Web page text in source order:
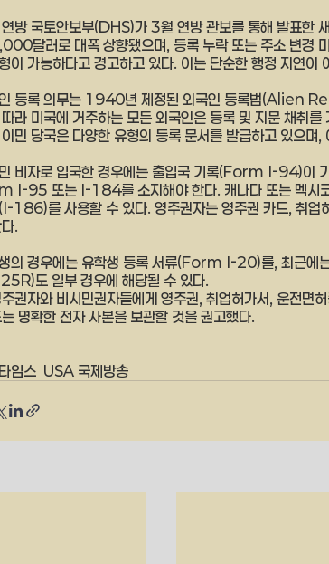
방 국토안보부(DHS)가 3월 연방 관보를 통해 발표한
달러로 대폭 상향됐으며, 등록 누락 또는 주소 변경
이 가능하다고 경고하고 있다. 이는 단순한 행정 지연이
등록 의무는 1940년 제정된 외국인 등록법(Alien
라 미국에 거주하는 모든 외국인은 등록 및 지문 채취를
민 당국은 다양한 유형의 등록 문서를 발급하고 있으며,
비자로 입국한 경우에는 출입국 기록(Form I-94)이
I-95 또는 I-184를 소지해야 한다. 캐나다 또는 멕시
186)를 사용할 수 있다. 영주권자는 영주권 카드, 취
.
의 경우에는 유학생 등록 서류(Form I-20)를, 최근에
도 일부 경우에 해당될 수 있다.
권자와 비시민권자들에게 영주권, 취업허가서, 운전면
명확한 전자 사본을 보관할 것을 권고했다.
임스  USA 국제방송